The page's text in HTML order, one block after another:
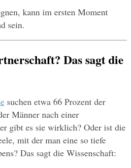
kann im ersten Moment
sein.
Das sagt die
suchen etwa 66 Prozent der
Männer nach einer
gibt es sie wirklich? Oder ist die
mit der man eine so tiefe
Das sagt die Wissenschaft: